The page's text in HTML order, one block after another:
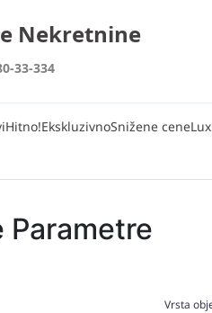
Nekretnine
33-334
Hitno!EkskluzivnoSnižene ceneLux
Parametre
Vrsta